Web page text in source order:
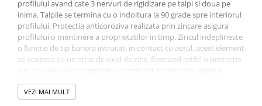
profilului avand cate 3 nervuri de rigidizare pe talpi si doua pe
inima. Talpile se termina cu o indoitura la 90 grade spre interiorul
profilului. Protectia anticoroziva realizata prin zincare asigura
profilului o mentinere a proprietatilor in timp. Zincul indeplineste
o functie de tip bariera intrucat, in contact cu aerul, acest element
se acopera cu un strat de oxid de zinc, formand astfel o protectie
profilelor metalice CW se realizeaza fara dificultati particulare,
intr-o lucrare de precizie normala, specifica montarii tavanelor
VEZI MAI MULT